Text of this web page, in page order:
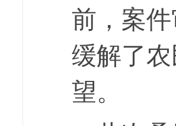
前，案
缓解了
望。